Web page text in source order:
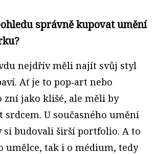
správně kupovat umění
nejdřív měli najít svůj styl
Ať je to pop‑art nebo
zní jako klišé, ale měli by
U současného umění
si budovali širší portfolio. A to
umělce, tak i o médium, tedy